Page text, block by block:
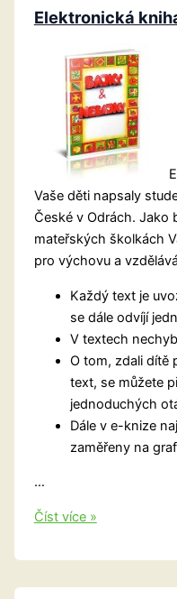
Elektronická
Vaše děti napsaly
České v Odrách. Jako
mateřských školkách
pro výchovu a
Každý text je
se dále odvíjí
V textech
O tom, zdali dítě
text, se můžete
jednoduchých
Dále v e-knize
zaměřeny na
…
Elektronická
č.6
Číst více »